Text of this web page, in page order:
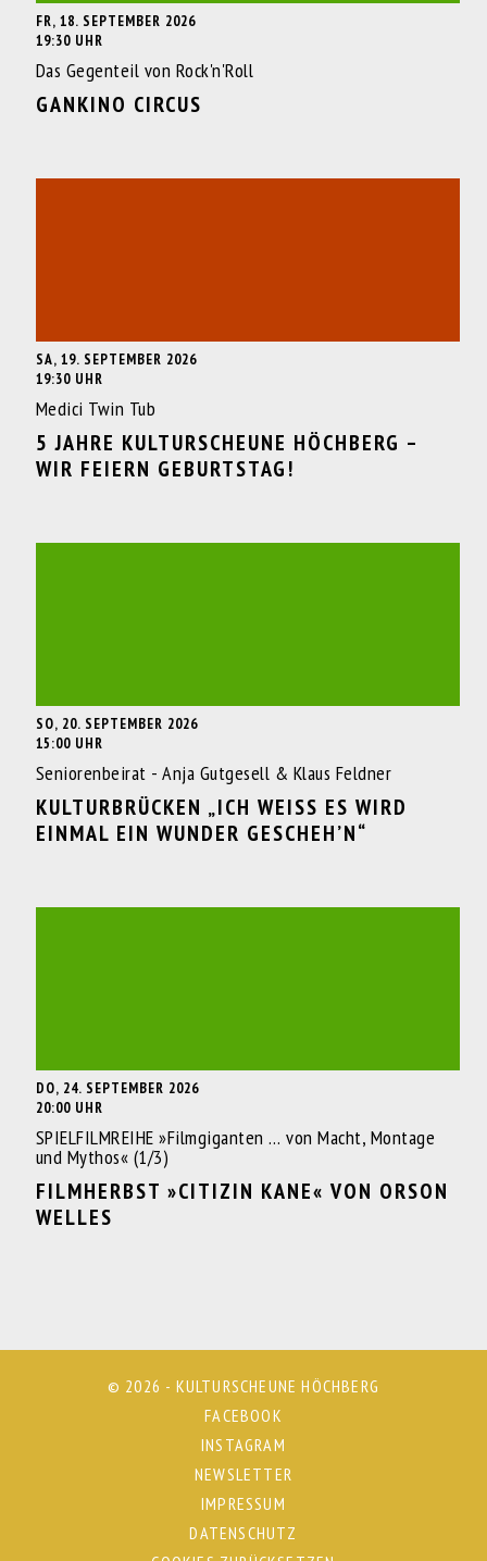
FR, 18. SEPTEMBER 2026
19:30 UHR
Das Gegenteil von Rock'n'Roll
GANKINO CIRCUS
SA, 19. SEPTEMBER 2026
19:30 UHR
Medici Twin Tub
5 JAHRE KULTURSCHEUNE HÖCHBERG –
WIR FEIERN GEBURTSTAG!
SO, 20. SEPTEMBER 2026
15:00 UHR
Seniorenbeirat - Anja Gutgesell & Klaus Feldner
KULTURBRÜCKEN „ICH WEISS ES WIRD E
INMAL EIN WUNDER GESCHEH’N“
DO, 24. SEPTEMBER 2026
20:00 UHR
SPIELFILMREIHE »Filmgiganten … von Macht, Montage
und Mythos« (1/3)
FILMHERBST »CITIZIN KANE« VON ORSON
WELLES
© 2026 - KULTURSCHEUNE HÖCHBERG
FACEBOOK
INSTAGRAM
NEWSLETTER
IMPRESSUM
DATENSCHUTZ